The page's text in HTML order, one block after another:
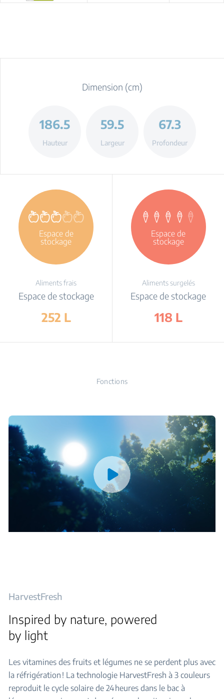
Dimension (cm)
186.5
Hauteur
59.5
Largeur
67.3
Profondeur
Espace de
stockage
Aliments frais
Espace de stockage
252 L
Espace de
stockage
Aliments surgelés
Espace de stockage
118 L
Fonctions
HarvestFresh
Inspired by nature, powered
by light
Les vitamines des fruits et légumes ne se perdent plus avec
la réfrigération ! La technologie HarvestFresh à 3 couleurs
reproduit le cycle solaire de 24 heures dans le bac à